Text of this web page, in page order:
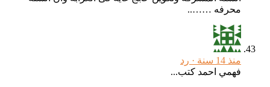
محرفه ……..
رد
فهمي احمد كتب...